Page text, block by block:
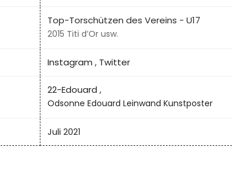
Top-Torschützen des Vereins - U17
2015 Titi d’Or usw.
Instagram , Twitter
22-Edouard ,
Odsonne Edouard Leinwand Kunstposter
Juli 2021